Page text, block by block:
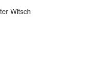
Witsch